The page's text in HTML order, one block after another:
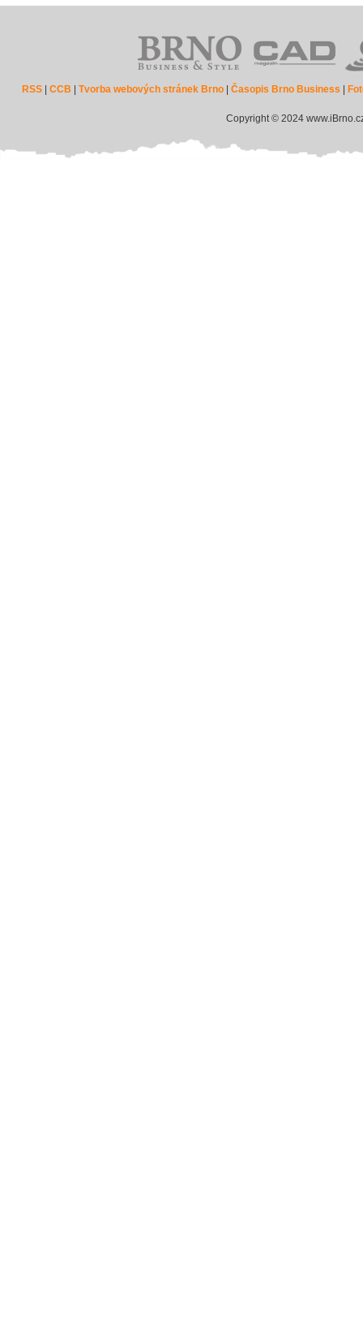
RSS |CCB |Tvorba webových stránek Brno |Časopis Brno Business
Copyright © 2024